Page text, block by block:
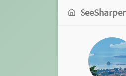
SeeSharper